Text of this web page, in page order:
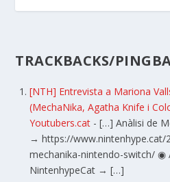
TRACKBACKS/
[NTH] Entrevista a Mariona
(MechaNika, Agatha Knife i
Youtubers.cat - […] Anàlisi de
→ https://www.nintenhype.cat/
mechanika-nintendo-switch/ ◉
NintenhypeCat → […]